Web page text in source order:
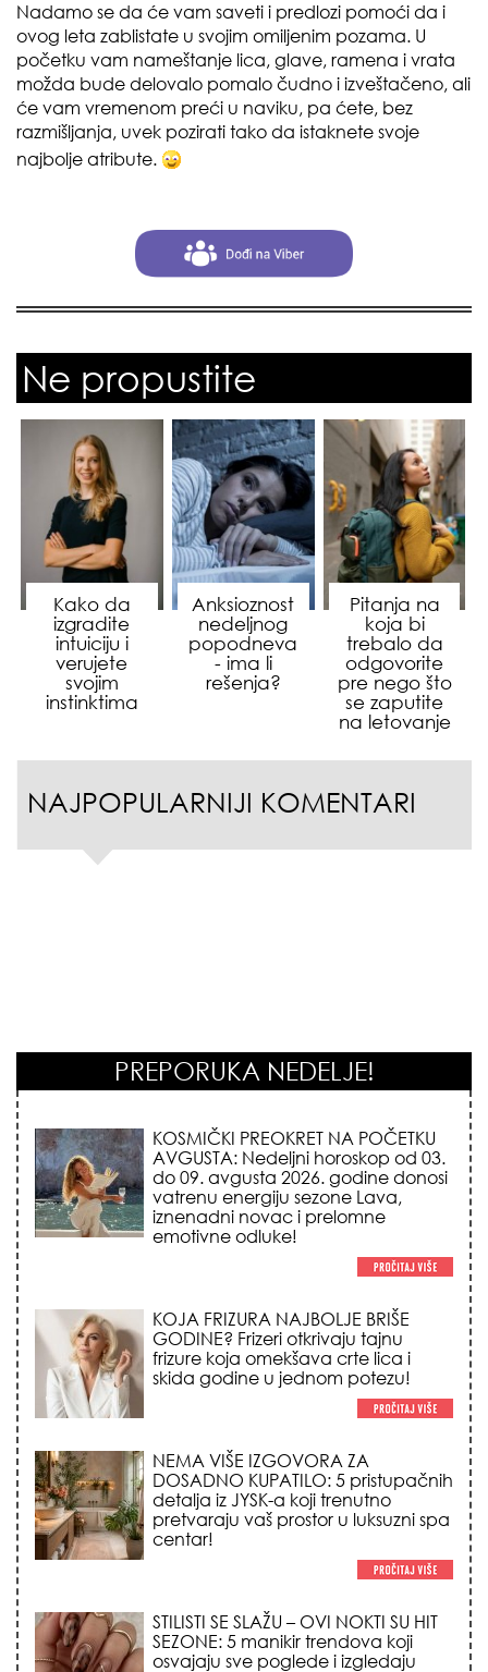
Nadamo se da će vam saveti i predlozi pomoći da i
ovog leta zablistate u svojim omiljenim pozama. U
početku vam nameštanje lica, glave, ramena i vrata
možda bude delovalo pomalo čudno i izveštačeno, ali
će vam vremenom preći u naviku, pa ćete, bez
razmišljanja, uvek pozirati tako da istaknete svoje
najbolje atribute.
Ne propustite
Kako da
izgradite
intuiciju i
verujete
svojim
instinktima
Anksioznost
nedeljnog
popodneva
- ima li
rešenja?
Pitanja na
koja bi
trebalo da
odgovorite
pre nego što
se zaputite
na letovanje
NAJPOPULARNIJI KOMENTARI
PREPORUKA NEDELJE!
KOJA FRIZURA NAJBOLJE BRIŠE
GODINE? Frizeri otkrivaju tajnu
frizure koja omekšava crte lica i
skida godine u jednom potezu!
NEMA VIŠE IZGOVORA ZA
detalja iz JYSK-a koji trenutno
pretvaraju vaš prostor u luksuzni spa
centar!
SEZONE: 5 manikir trendova koji
osvajaju sve poglede i izgledaju
skupo na svačijim rukama!
REDAK ASTRO FENOMEN POČINJE
otvara kapiju sreće i menja sudbinu
za 3 znaka!